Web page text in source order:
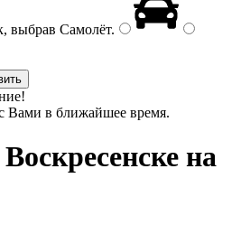
выбрав Самолёт.
Вами в ближайшее время.
на